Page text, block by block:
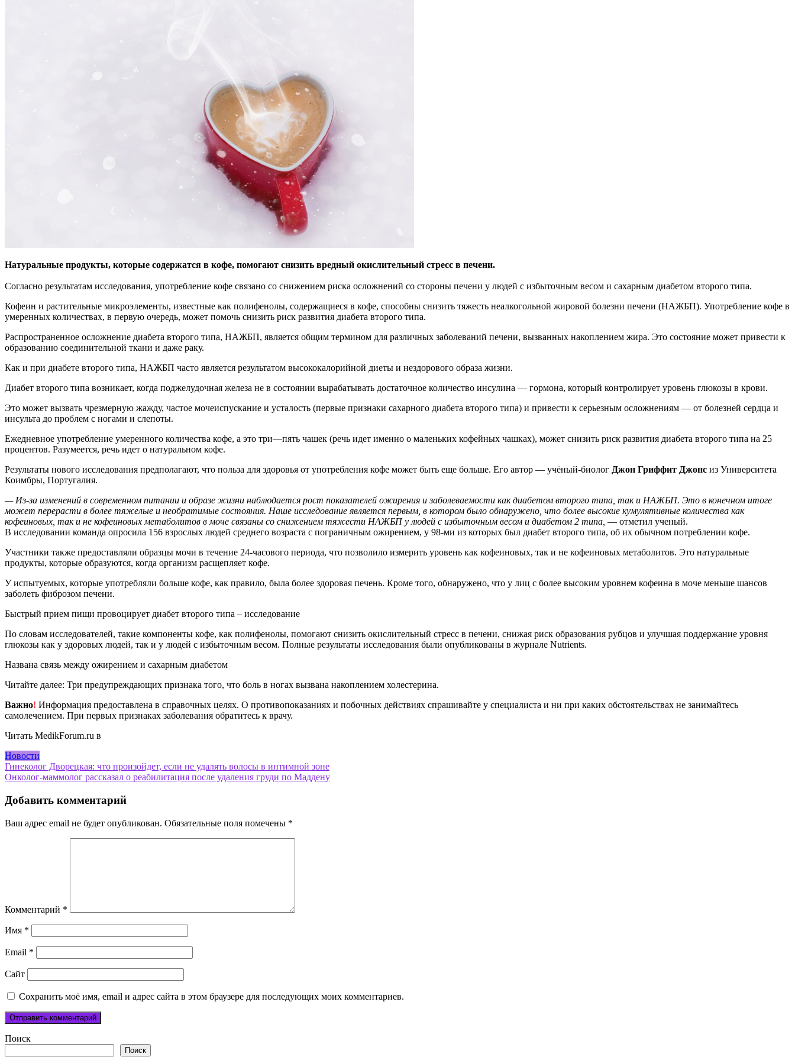
Натуральные продукты, которые содержатся в кофе, помогают снизить вредный окислительный стресс в печени.
Согласно результатам исследования, употребление кофе связано со снижением риска осложнений со стороны печени у людей с избыточным весом и сахарным диабетом второго типа.
Кофеин и растительные микроэлементы, известные как полифенолы, содержащиеся в кофе, способны снизить тяжесть неалкогольной жировой болезни печени (НАЖБП). Употребление кофе в
умеренных количествах, в первую очередь, может помочь снизить риск развития диабета второго типа.
Распространенное осложнение диабета второго типа, НАЖБП, является общим термином для различных заболеваний печени, вызванных накоплением жира. Это состояние может привести к
образованию соединительной ткани и даже раку.
Как и при диабете второго типа, НАЖБП часто является результатом высококалорийной диеты и нездорового образа жизни.
Диабет второго типа возникает, когда поджелудочная железа не в состоянии вырабатывать достаточное количество инсулина — гормона, который контролирует уровень глюкозы в крови.
Это может вызвать чрезмерную жажду, частое мочеиспускание и усталость (первые признаки сахарного диабета второго типа) и привести к серьезным осложнениям — от болезней сердца и
инсульта до проблем с ногами и слепоты.
Ежедневное употребление умеренного количества кофе, а это три—пять чашек (речь идет именно о маленьких кофейных чашках), может снизить риск развития диабета второго типа на 25
процентов. Разумеется, речь идет о натуральном кофе.
Результаты нового исследования предполагают, что польза для здоровья от употребления кофе может быть еще больше. Его автор — учёный-биолог Джон Гриффит Джонс из Университета
Коимбры, Португалия.
— Из-за изменений в современном питании и образе жизни наблюдается рост показателей ожирения и заболеваемости как диабетом второго типа, так и НАЖБП. Это в конечном итоге
может перерасти в более тяжелые и необратимые состояния. Наше исследование является первым, в котором было обнаружено, что более высокие кумулятивные количества как
кофеиновых, так и не кофеиновых метаболитов в моче связаны со снижением тяжести НАЖБП у людей с избыточным весом и диабетом 2 типа, — отметил ученый.
В исследовании команда опросила 156 взрослых людей среднего возраста с пограничным ожирением, у 98-ми из которых был диабет второго типа, об их обычном потреблении кофе.
Участники также предоставляли образцы мочи в течение 24-часового периода, что позволило измерить уровень как кофеиновых, так и не кофеиновых метаболитов. Это натуральные
продукты, которые образуются, когда организм расщепляет кофе.
У испытуемых, которые употребляли больше кофе, как правило, была более здоровая печень. Кроме того, обнаружено, что у лиц с более высоким уровнем кофеина в моче меньше шансов
заболеть фиброзом печени.
Быстрый прием пищи провоцирует диабет второго типа – исследование
По словам исследователей, такие компоненты кофе, как полифенолы, помогают снизить окислительный стресс в печени, снижая риск образования рубцов и улучшая поддержание уровня
глюкозы как у здоровых людей, так и у людей с избыточным весом. Полные результаты исследования были опубликованы в журнале Nutrients.
Названа связь между ожирением и сахарным диабетом
Читайте далее: Три предупреждающих признака того, что боль в ногах вызвана накоплением холестерина.
Важно! Информация предоставлена в справочных целях. О противопоказаниях и побочных действиях спрашивайте у специалиста и ни при каких обстоятельствах не занимайтесь
самолечением. При первых признаках заболевания обратитесь к врачу.
Читать MedikForum.ru в
Новости
Навигация
по
записям
Гинеколог Дворецкая: что произойдет, если не удалять волосы в интимной зоне
Онколог-маммолог рассказал о реабилитация после удаления груди по Маддену
Добавить комментарий
Ваш адрес email не будет опубликован. Обязательные поля помечены *
Комментарий *
Имя *
Email *
Сайт
Сохранить моё имя, email и адрес сайта в этом браузере для последующих моих комментариев.
Поиск
Поиск